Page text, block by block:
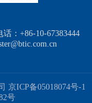
：+86-10-67383444
京ICP备05018074号-1
号